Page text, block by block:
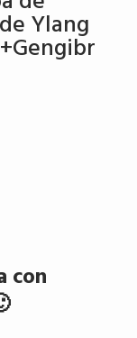
Ylang
con